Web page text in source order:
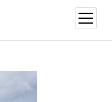
open
menu